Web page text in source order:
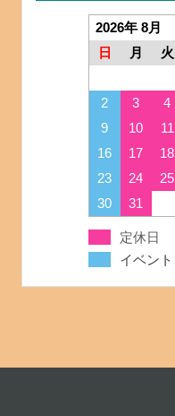
2026年 8月
日
月 火
2
3 4
9
10 11
16
17 18
23
24 25
30
31
定休日
イベント